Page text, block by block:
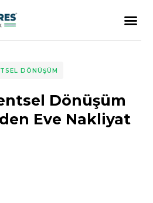
DÖNÜŞÜM
Dönüşüm
Eve Nakliyat